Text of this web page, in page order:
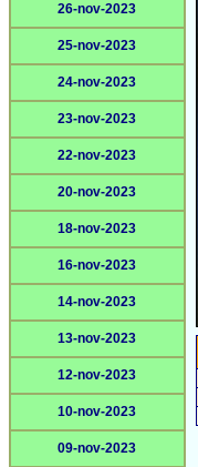
26-nov-2023
25-nov-2023
24-nov-2023
23-nov-2023
22-nov-2023
20-nov-2023
18-nov-2023
16-nov-2023
14-nov-2023
13-nov-2023
12-nov-2023
10-nov-2023
09-nov-2023